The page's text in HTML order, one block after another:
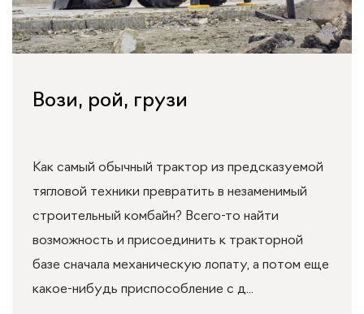
Вози, рой, грузи
Как самый обычный трактор из предсказуемой
тягловой техники превратить в незаменимый
строительный комбайн? Всего-то найти
возможность и присоединить к тракторной
базе сначала механическую лопату, а потом еще
какое-нибудь приспособление с д...